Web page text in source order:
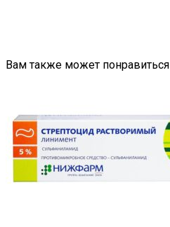
Вам также может понравиться